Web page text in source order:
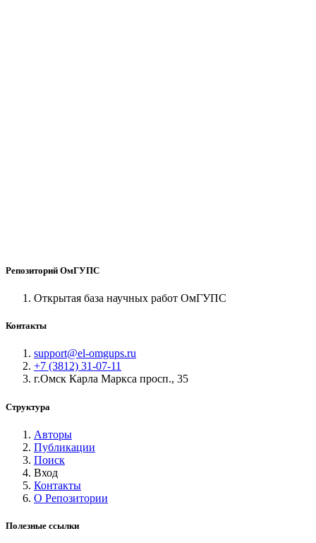
Репозиторий ОмГУПС
Открытая база научных работ ОмГУПС
Контакты
support@el-omgups.ru
+7 (3812) 31-07-11
г.Омск Карла Маркса просп., 35
Структура
Авторы
Публикации
Поиск
Вход
Контакты
О Репозитории
Полезные ссылки